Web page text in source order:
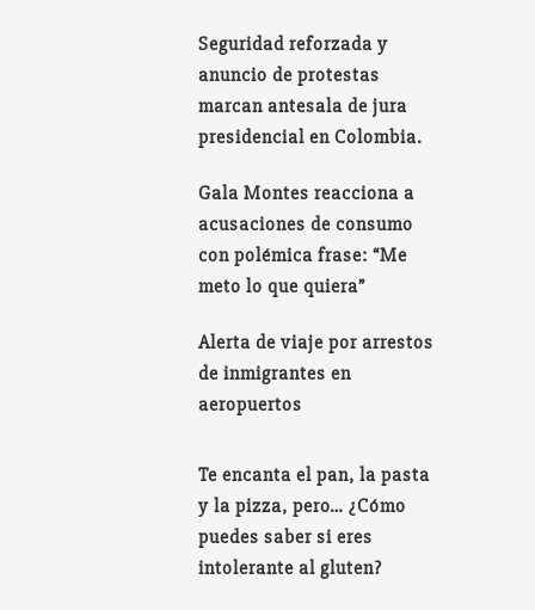
Seguridad reforzada y
anuncio de protestas
marcan antesala de jura
presidencial en Colombia.
Gala Montes reacciona a
acusaciones de consumo
con polémica frase: “Me
meto lo que quiera”
Alerta de viaje por arrestos
de inmigrantes en
aeropuertos
Te encanta el pan, la pasta
y la pizza, pero… ¿Cómo
puedes saber si eres
intolerante al gluten?